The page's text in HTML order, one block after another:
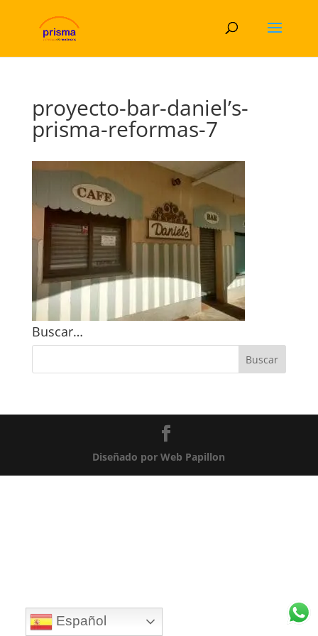
proyecto-bar-daniel’s-
prisma-reformas-7
Buscar…
Diseñado por Web Papillon
Español